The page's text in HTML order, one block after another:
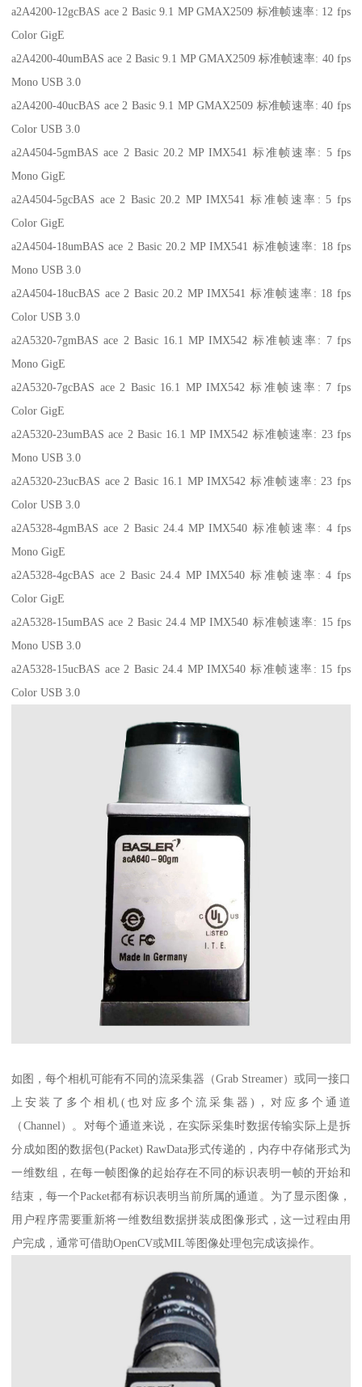
a2A4200-12gcBAS ace 2 Basic 9.1 MP GMAX2509 标准帧速率: 12 fps
Color GigE
a2A4200-40umBAS ace 2 Basic 9.1 MP GMAX2509 标准帧速率: 40 fps
Mono USB 3.0
a2A4200-40ucBAS ace 2 Basic 9.1 MP GMAX2509 标准帧速率: 40 fps
Color USB 3.0
a2A4504-5gmBAS ace 2 Basic 20.2 MP IMX541 标准帧速率: 5 fps
Mono GigE
a2A4504-5gcBAS ace 2 Basic 20.2 MP IMX541 标准帧速率: 5 fps
Color GigE
a2A4504-18umBAS ace 2 Basic 20.2 MP IMX541 标准帧速率: 18 fps
Mono USB 3.0
a2A4504-18ucBAS ace 2 Basic 20.2 MP IMX541 标准帧速率: 18 fps
Color USB 3.0
a2A5320-7gmBAS ace 2 Basic 16.1 MP IMX542 标准帧速率: 7 fps
Mono GigE
a2A5320-7gcBAS ace 2 Basic 16.1 MP IMX542 标准帧速率: 7 fps
Color GigE
a2A5320-23umBAS ace 2 Basic 16.1 MP IMX542 标准帧速率: 23 fps
Mono USB 3.0
a2A5320-23ucBAS ace 2 Basic 16.1 MP IMX542 标准帧速率: 23 fps
Color USB 3.0
a2A5328-4gmBAS ace 2 Basic 24.4 MP IMX540 标准帧速率: 4 fps
Mono GigE
a2A5328-4gcBAS ace 2 Basic 24.4 MP IMX540 标准帧速率: 4 fps
Color GigE
a2A5328-15umBAS ace 2 Basic 24.4 MP IMX540 标准帧速率: 15 fps
Mono USB 3.0
a2A5328-15ucBAS ace 2 Basic 24.4 MP IMX540 标准帧速率: 15 fps
Color USB 3.0
如图，每个相机可能有不同的流采集器（Grab Streamer）或同一接口
上安装了多个相机(也对应多个流采集器)，对应多个通道
（Channel）。对每个通道来说，在实际采集时数据传输实际上是拆
分成如图的数据包(Packet) RawData形式传递的，内存中存储形式为
一维数组，在每一帧图像的起始存在不同的标识表明一帧的开始和
结束，每一个Packet都有标识表明当前所属的通道。为了显示图像，
用户程序需要重新将一维数组数据拼装成图像形式，这一过程由用
户完成，通常可借助OpenCV或MIL等图像处理包完成该操作。